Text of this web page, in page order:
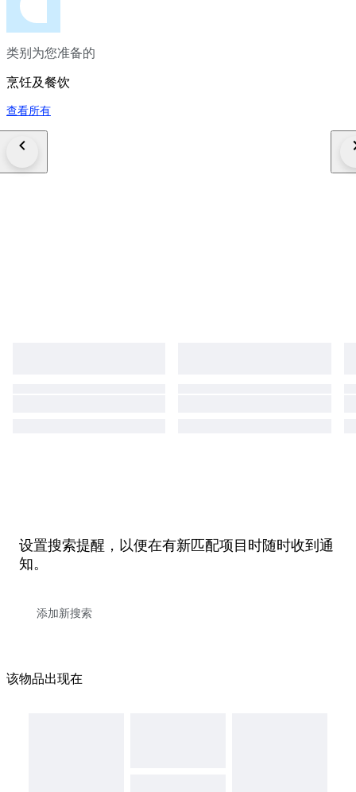
类别为您准备的
烹饪及餐饮
查看所有
设置搜索提醒，以便在有新匹配项目时随时收到通
知。
该物品出现在